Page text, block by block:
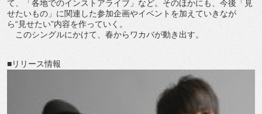
て、「各地でのインストアライブ」など。そのほかにも、今後「見
せたいもの」に関連した参加企画やイベントを加えていきなが
ら“見せたい”内容を作っていく。
このシングルにかけて、春からワカバが動き出す。
■リリース情報